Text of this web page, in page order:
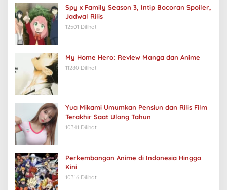
Spy x Family Season 3, Intip Bocoran Spoiler,
Jadwal Rilis
12501 Dilihat
My Home Hero: Review Manga dan Anime
11280 Dilihat
Yua Mikami Umumkan Pensiun dan Rilis Film
Terakhir Saat Ulang Tahun
10341 Dilihat
Perkembangan Anime di Indonesia Hingga
Kini
10316 Dilihat